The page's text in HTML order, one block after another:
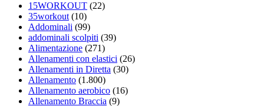
15WORKOUT (22)
35workout (10)
Addominali (99)
addominali scolpiti (39)
Alimentazione (271)
Allenamenti con elastici (26)
Allenamenti in Diretta (30)
Allenamento (1.800)
Allenamento aerobico (16)
Allenamento Braccia (9)